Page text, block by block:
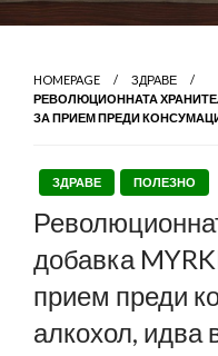
HOMEPAGE
ЗДРАВЕ
РЕВОЛЮЦИОННАТА
ЗА ПРИЕМ ПРЕДИ
ЗДРАВЕ ПОЛЕЗНО
добавка
прием преди
алкохол, идва